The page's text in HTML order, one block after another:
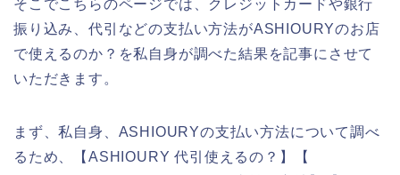
そこでこちらのページでは、クレジットカードや銀行
振り込み、代引などの支払い方法がASHIOURYのお店
で使えるのか？を私自身が調べた結果を記事にさせて
いただきます。
まず、私自身、ASHIOURYの支払い方法について調べ
るため、【ASHIOURY 代引使えるの？】【